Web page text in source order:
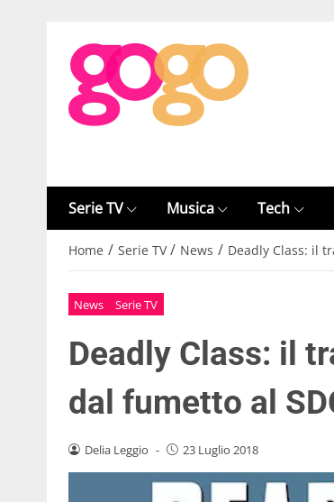
Serie TV Musica Tech
Home / Serie TV / News / Deadly Class: il
News Serie TV
Deadly Class: il
dal fumetto al
Delia Leggio - 23 Luglio 2018